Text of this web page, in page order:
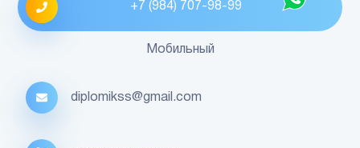
+7 (984) 707-98-99
Мобильный
diplomikss@gmail.com